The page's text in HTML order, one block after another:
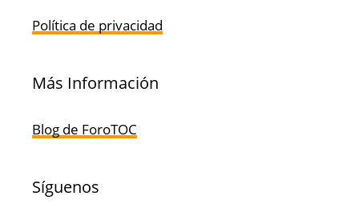
Política de privacidad
Más Información
Blog de ForoTOC
Síguenos